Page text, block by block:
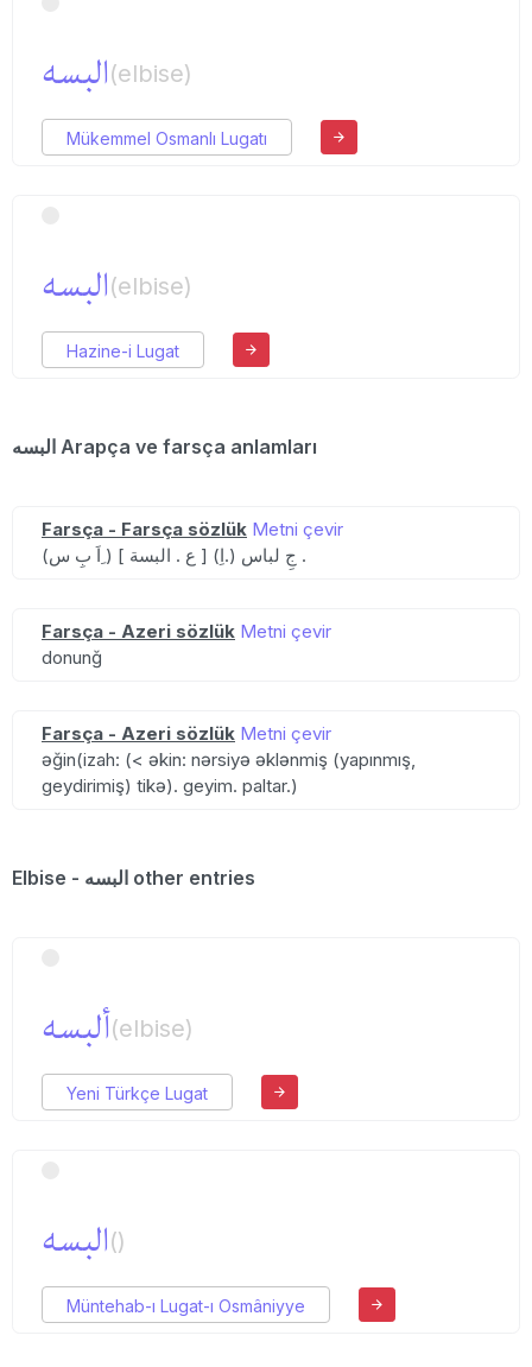
البسه(elbise)
Mükemmel Osmanlı Lugatı
البسه(elbise)
Hazine-i Lugat
البسه Arapça ve farsça anlamları
Farsça - Farsça sözlük Metni çevir
(اَ بِ س ِ) [ ع . البسة ] (اِ.) جِ لباس .
Farsça - Azeri sözlük Metni çevir
donunğ
Farsça - Azeri sözlük Metni çevir
əğin(izah: (< əkin: nərsiyə əklənmiş (yapınmış,
geydirimiş) tikə). geyim. paltar.)
Elbise - البسه other entries
ألبسه(elbise)
Yeni Türkçe Lugat
البسه()
Müntehab-ı Lugat-ı Osmâniyye